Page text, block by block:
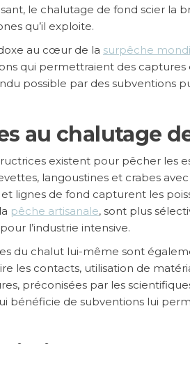
le chalutage de fond scier la
qu’il exploite.
au cœur de la surpêche
qui permettraient des
possible par des subventions
au chalutage
existent pour pêcher les
langoustines et crabes
lignes de fond capturent les
pêche artisanale, sont plus
l’industrie intensive.
du chalut lui-même sont
les contacts, utilisation de
préconisées par les
bénéficie de subventions lui
du